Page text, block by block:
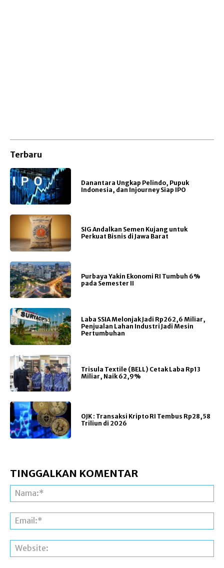
Terbaru
Danantara Ungkap Pelindo, Pupuk
Indonesia, dan Injourney Siap IPO
SIG Andalkan Semen Kujang untuk
Perkuat Bisnis di Jawa Barat
Purbaya Yakin Ekonomi RI Tumbuh 6%
pada Semester II
Laba SSIA Melonjak Jadi Rp262,6 Miliar,
Penjualan Lahan Industri Jadi Mesin
Pertumbuhan
Trisula Textile (BELL) Cetak Laba Rp13
Miliar, Naik 62,9%
OJK : Transaksi Kripto RI Tembus Rp28,58
Triliun di 2026
TINGGALKAN KOMENTAR